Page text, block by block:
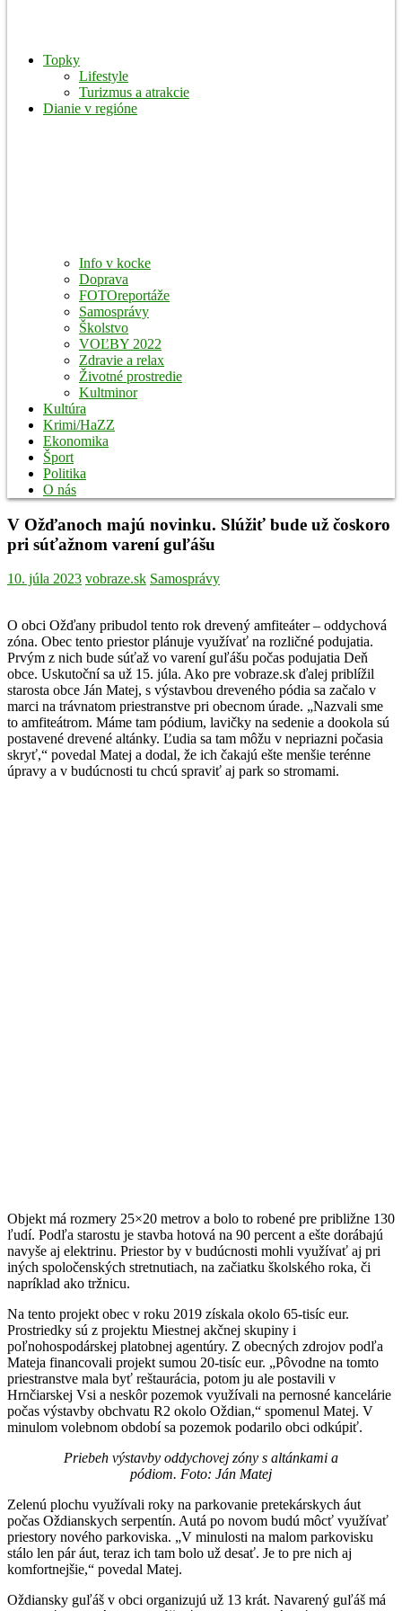
Topky
Lifestyle
Turizmus a atrakcie
Dianie v regióne
Info v kocke
Doprava
FOTOreportáže
Samosprávy
Školstvo
VOĽBY 2022
Zdravie a relax
Životné prostredie
Kultminor
Kultúra
Krimi/HaZZ
Ekonomika
Šport
Politika
O nás
V Ožďanoch majú novinku. Slúžiť bude už čoskoro
pri súťažnom varení guľášu
10. júla 2023 vobraze.sk Samosprávy
O obci Ožďany pribudol tento rok drevený amfiteáter – oddychová
zóna. Obec tento priestor plánuje využívať na rozličné podujatia.
Prvým z nich bude súťaž vo varení guľášu počas podujatia Deň
obce. Uskutoční sa už 15. júla. Ako pre vobraze.sk ďalej priblížil
starosta obce Ján Matej, s výstavbou dreveného pódia sa začalo v
marci na trávnatom priestranstve pri obecnom úrade. „Nazvali sme
to amfiteátrom. Máme tam pódium, lavičky na sedenie a dookola sú
postavené drevené altánky. Ľudia sa tam môžu v nepriazni počasia
skryť,“ povedal Matej a dodal, že ich čakajú ešte menšie terénne
úpravy a v budúcnosti tu chcú spraviť aj park so stromami.
Objekt má rozmery 25×20 metrov a bolo to robené pre približne 130
ľudí. Podľa starostu je stavba hotová na 90 percent a ešte dorábajú
navyše aj elektrinu. Priestor by v budúcnosti mohli využívať aj pri
iných spoločenských stretnutiach, na začiatku školského roka, či
napríklad ako tržnicu.
Na tento projekt obec v roku 2019 získala okolo 65-tisíc eur.
Prostriedky sú z projektu Miestnej akčnej skupiny i
poľnohospodárskej platobnej agentúry. Z obecných zdrojov podľa
Mateja financovali projekt sumou 20-tisíc eur. „Pôvodne na tomto
priestranstve mala byť reštaurácia, potom ju ale postavili v
Hrnčiarskej Vsi a neskôr pozemok využívali na pernosné kancelárie
počas výstavby obchvatu R2 okolo Oždian,“ spomenul Matej. V
minulom volebnom období sa pozemok podarilo obci odkúpiť.
Priebeh výstavby oddychovej zóny s altánkami a
pódiom. Foto: Ján Matej
Zelenú plochu využívali roky na parkovanie pretekárskych áut
počas Oždianskych serpentín. Autá po novom budú môcť využívať
priestory nového parkoviska. „V minulosti na malom parkovisku
stálo len pár áut, teraz ich tam bolo už desať. Je to pre nich aj
komfortnejšie,“ povedal Matej.
Oždiansky guľáš v obci organizujú už 13 krát. Navarený guľáš má